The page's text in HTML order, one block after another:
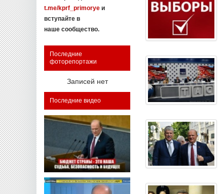
t.me/kprf_primorye и
вступайте в
наше сообщество.
Последние
фоторепортажи
Записей нет
Последние видео